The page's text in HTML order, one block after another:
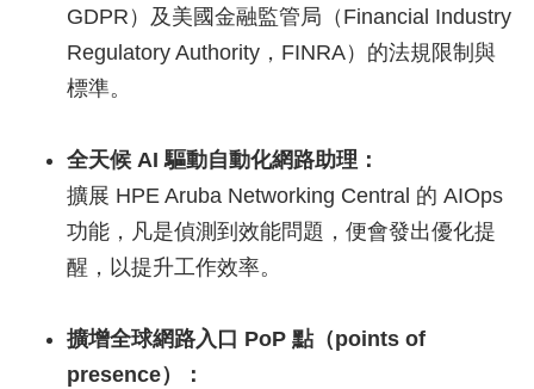
GDPR）及美國金融監管局（Financial Industry
Regulatory Authority，FINRA）的法規限制與
標準。
全天候 AI 驅動自動化網路助理：
擴展 HPE Aruba Networking Central 的 AIOps
功能，凡是偵測到效能問題，便會發出優化提
醒，以提升工作效率。
擴增全球網路入口 PoP 點（points of
presence）：